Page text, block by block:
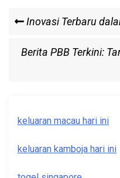
Post
navigation
Previous
Inovasi Terbaru
Next
Berita PBB Terkini:
keluaran macau hari ini
keluaran kamboja hari ini